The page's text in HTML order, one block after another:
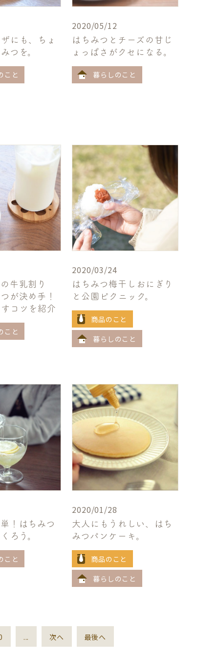
にも、ちょ
つを。
こと
2020/05/12
はちみつとチーズの甘じ
ょっぱさがクセになる。
暮らしのこと
牛乳割り
が決め手！
コツを紹介
こと
2020/03/24
はちみつ梅干しおにぎり
と公園ピクニック。
商品のこと
暮らしのこと
！はちみつ
ろう。
こと
2020/01/28
大人にもうれしい、はち
みつパンケーキ。
商品のこと
暮らしのこと
... 次へ 最後へ